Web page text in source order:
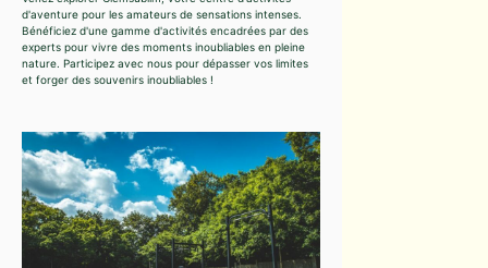
d'aventure pour les amateurs de sensations intenses.
Bénéficiez d'une gamme d'activités encadrées par des
experts pour vivre des moments inoubliables en pleine
nature. Participez avec nous pour dépasser vos limites
et forger des souvenirs inoubliables !